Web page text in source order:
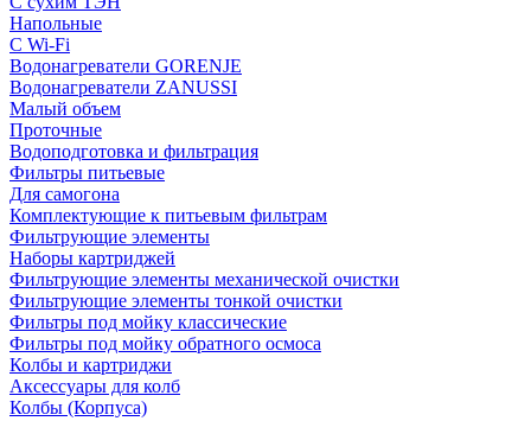
Напольные
С Wi-Fi
Водонагреватели GORENJE
Водонагреватели ZANUSSI
Малый объем
Проточные
Водоподготовка и фильтрация
Фильтры питьевые
Для самогона
Комплектующие к питьевым фильтрам
Фильтрующие элементы
Наборы картриджей
Фильтрующие элементы механической очистки
Фильтрующие элементы тонкой очистки
Фильтры под мойку классические
Фильтры под мойку обратного осмоса
Колбы и картриджи
Аксессуары для колб
Колбы (Корпуса)